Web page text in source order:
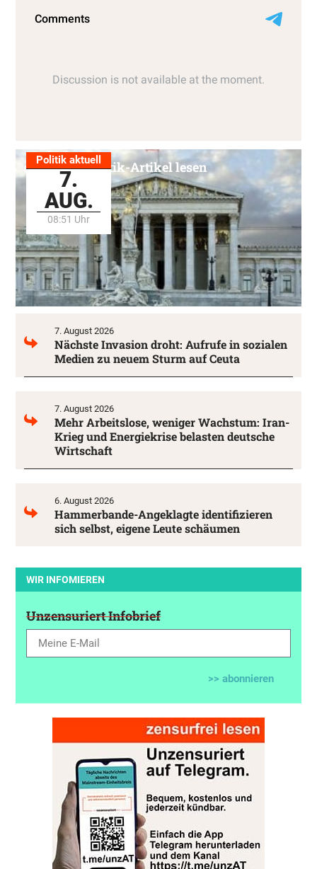
Politik aktuell
7.
AUG.
08:51 Uhr
Alle Politik-Artikel lesen
7. August 2026
Nächste Invasion droht: Aufrufe in sozialen
Medien zu neuem Sturm auf Ceuta
7. August 2026
Mehr Arbeitslose, weniger Wachstum: Iran-
Krieg und Energiekrise belasten deutsche
Wirtschaft
6. August 2026
Hammerbande-Angeklagte identifizieren
sich selbst, eigene Leute schäumen
WIR INFOMIEREN
Unzensuriert Infobrief
>> abonnieren